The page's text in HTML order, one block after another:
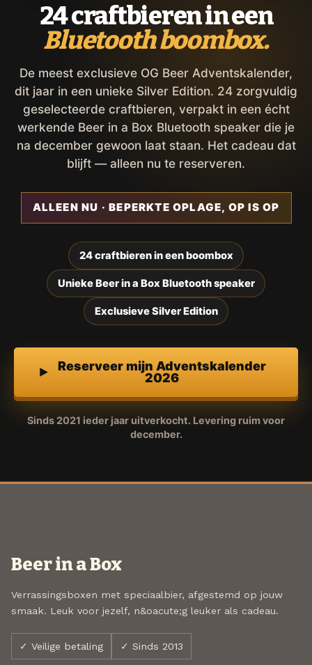
24 craftbieren in een
Bluetooth boombox.
De meest exclusieve OG Beer Adventskalender,
dit jaar in een unieke Silver Edition. 24 zorgvuldig
geselecteerde craftbieren, verpakt in een écht
werkende Beer in a Box Bluetooth speaker die je
na december gewoon laat staan. Het cadeau dat
blijft — alleen nu te reserveren.
ALLEEN NU · BEPERKTE OPLAGE, OP IS OP
24 craftbieren in een boombox
Unieke Beer in a Box Bluetooth speaker
Exclusieve Silver Edition
Reserveer mijn Adventskalender
2026
Sinds 2021 ieder jaar uitverkocht. Levering ruim voor
december.
Beer in a Box
Verrassingsboxen met speciaalbier, afgestemd op jouw
smaak. Leuk voor jezelf, n&oacute;g leuker als cadeau.
✓ Veilige betaling ✓ Sinds 2013